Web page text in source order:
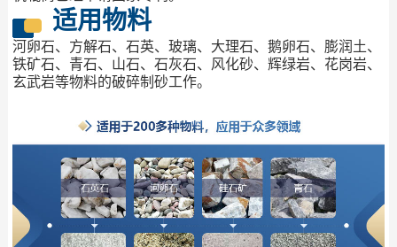
适用物料
河卵石、方解石、石英、玻璃、大理石、鹅卵石、膨润土、
铁矿石、青石、山石、石灰石、风化砂、辉绿岩、花岗岩、
玄武岩等物料的破碎制砂工作。